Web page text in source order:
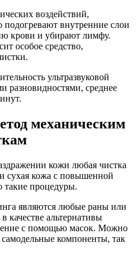
воздействий,
подогревают внутренние слои
крови и убирают лимфу.
особое средство,
ультразвуковой
разновидностями, среднее
механическим
кожи любая чистка
сухая кожа с повышенной
такие процедуры.
являются любые раны или
качестве альтернативы
с помощью масок. Можно
самодельные компоненты, так